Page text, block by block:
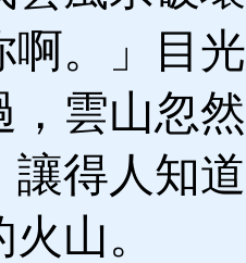
啊。」目
，雲山忽
讓得人知
山。